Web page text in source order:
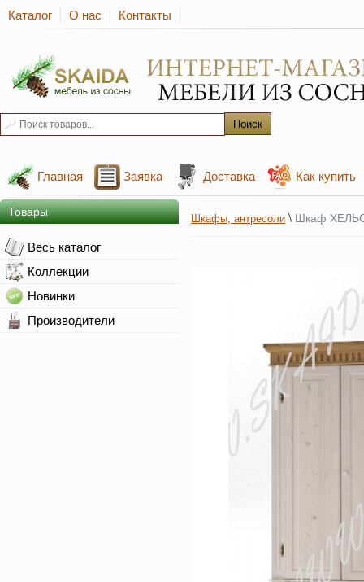
Каталог О нас Контакты
Главная Заявка Доставка Как купить
Товары
Весь каталог
Коллекции
Новинки
Производители
Шкафы, антресоли \ Шкаф